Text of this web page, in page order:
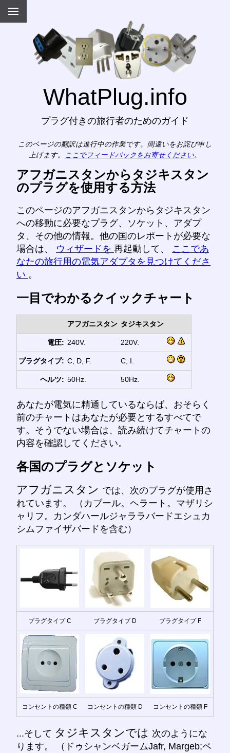
WhatPlug.info
プラグ付きの旅行者のためのガイド
このページの翻訳は進行中の作業です。間違いをお詫び申し
上げます。
ここでフィードバックをお寄せください。
アフガニスタンからタジキスタン
のプラグを使用する方法
このページのアフガニスタンからタジキスタン
への移動に必要なプラグ、ソケット、アダプ
タ、その他の情報。他の国のレポートが必要な
場合は、 ウィザードを 再起動して、 ここであ
なたの旅行用の電気アダプタを見つけてくださ
い 。
一目でわかるクイックチャート
アフガニスタン タジキスタン
電圧: 240V. 220V.
プラグタイプ: C, D, F. C, I.
ヘルツ: 50Hz. 50Hz.
あなたが電気に精通しているならば、おそらく
前のチャートはあなたが必要とするすべてで
す。そうでない場合は、読み続けてチャートの
内容を確認してください。
各国のプラグとソケット
アフガニスタン では、次のプラグが使用さ
れています。 （カブール。ヘラート。マザリシ
ャリフ。カンダハールジャララバードエシュカ
シムファイザバードを含む）
プラグタイプ C プラグタイプ D プラグタイプ F
コンセントの種類 C コンセントの種類 D コンセントの種類 F
...そして タジキスタンでは 次のようにな
ります。 （ドゥシャンベガームJafr, Margeb;ペ